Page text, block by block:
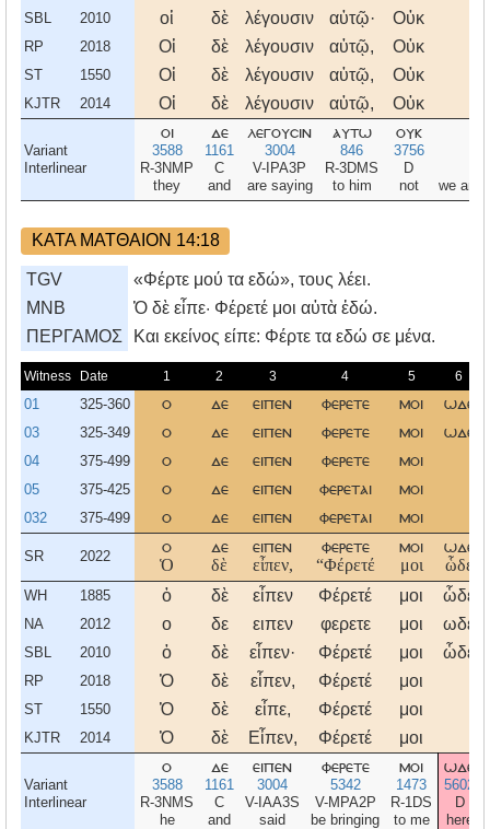
SBL 2010 οἱ δὲ λέγουσιν αὐτῷ· Οὐκ
RP 2018 Οἱ δὲ λέγουσιν αὐτῷ, Οὐκ
ST 1550 Οἱ δὲ λέγουσιν αὐτῷ, Οὐκ
KJTR 2014 Οἱ δὲ λέγουσιν αὐτῷ, Οὐκ
Variant
Interlinear
οι
3588
R-3NMP
they
δε
1161
C
and
λεγουσιν
3004
V-IPA3P
are saying
αυτω
846
R-3DMS
to him
ουκ
3756
D
not
we are
ΚΑΤΑ ΜΑΤΘΑΙΟΝ 14:18
TGV
«Φέρτε μού τα εδώ», τους λέει.
MNB
Ὁ δὲ εἶπε· Φέρετέ μοι αὐτὰ ἐδώ.
ΠΕΡΓΑΜΟΣ
Kαι εκείνος είπε: Φέρτε τα εδώ σε μένα.
Witness Date 1 2 3 4 5 6
01 325-360 ο δε ειπεν φερετε μοι ωδε
03 325-349 ο δε ειπεν φερετε μοι ωδε
04 375-499 ο δε ειπεν φερετε μοι
05 375-425 ο δε ειπεν φερεται μοι
032 375-499 ο δε ειπεν φερεται μοι
SR 2022
ο
Ὁ
δε
δὲ
ειπεν
εἶπεν,
φερετε
“Φέρετέ
μοι
μοι
ωδε
ὧδε
WH 1885 ὁ δὲ εἶπεν Φέρετέ μοι ὧδε
NA 2012 ο δε ειπεν φερετε μοι ωδε
SBL 2010 ὁ δὲ εἶπεν· Φέρετέ μοι ὧδε
RP 2018 Ὁ δὲ εἶπεν, Φέρετέ μοι
ST 1550 Ὁ δὲ εἶπε, Φέρετέ μοι
KJTR 2014 Ὁ δὲ Εἶπεν, Φέρετέ μοι
Variant
Interlinear
ο
3588
R-3NMS
he
δε
1161
C
and
ειπεν
3004
V-IAA3S
said
φερετε
5342
V-MPA2P
be bringing
μοι
1473
R-1DS
to me
ωδε
5602
D
here